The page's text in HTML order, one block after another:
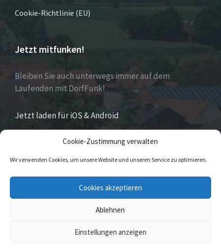
Cookie-Zustimmung verwalten
Wir verwenden Cookies, um unsere Website und unseren Service zu optimieren.
Cookies akzeptieren
Ablehnen
Einstellungen anzeigen
Cookie-Richtlinie (EU)
Jetzt mitfunken!
Bleiben Sie auch unterwegs immer auf dem
Laufenden mit DorfFunk!
Jetzt laden für iOS & Android
Eversenist Stadtteil der Stadt Nieheim im Kreis
Höxter im östlichen Nordrhein-Westfalen.